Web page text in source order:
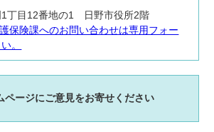
1丁目12番地の1 日野市役所2階
保険課へのお問い合わせは専用フォー
。
ページにご意見をお寄せください